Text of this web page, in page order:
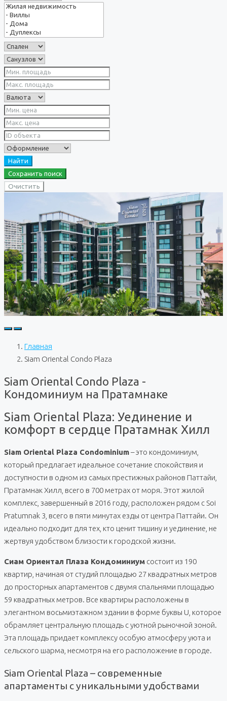
Найти
Сохранить поиск
Очистить
Главная
Siam Oriental Condo Plaza
Siam Oriental Condo Plaza -
Кондоминиум на Пратамнаке
Siam Oriental Plaza: Уединение и
комфорт в сердце Пратамнак Хилл
Siam Oriental Plaza Condominium– это кондоминиум,
который предлагает идеальное сочетание спокойствия и
доступности в одном из самых престижных районов Паттайи,
Пратамнак Хилл, всего в 700 метрах от моря. Этот жилой
комплекс, завершенный в 2016 году, расположен рядом с Soi
Pratumnak 3, всего в пяти минутах езды от центра Паттайи. Он
идеально подходит для тех, кто ценит тишину и уединение, не
жертвуя удобством близости к городской жизни.
Сиам Ориентал Плаза Кондоминиум состоит из 190
квартир, начиная от студий площадью 27 квадратных метров
до просторных апартаментов с двумя спальнями площадью
59 квадратных метров. Все квартиры расположены в
элегантном восьмиэтажном здании в форме буквы U, которое
обрамляет центральную площадь с уютной рыночной зоной.
Эта площадь придает комплексу особую атмосферу уюта и
сельского шарма, несмотря на его расположение в городе.
Siam Oriental Plaza – современные
апартаменты с уникальными удобствами